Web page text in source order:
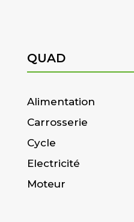
QUAD
Alimentation
Carrosserie
Cycle
Electricité
Moteur